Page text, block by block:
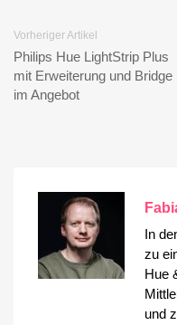
Vorheriger Artikel
Philips Hue LightStrip Plus
mit Erweiterung und Bridge
im Angebot
In
zu
Hue
und